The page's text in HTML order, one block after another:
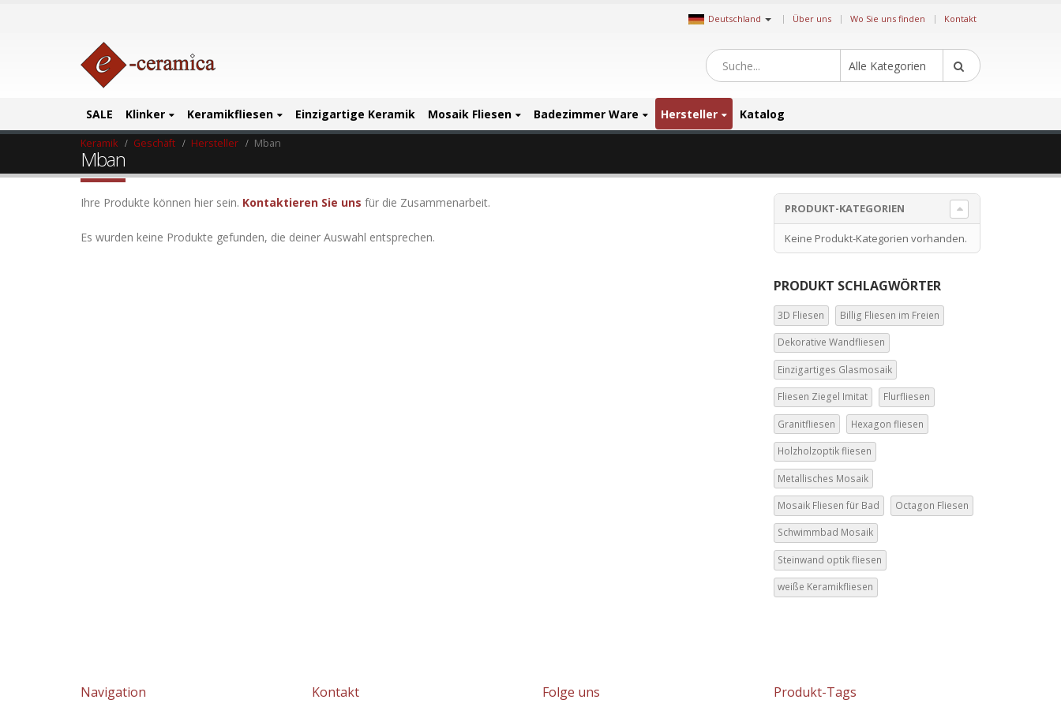
Deutschland | Über uns Wo Sie uns finden Kontakt
Alle Kategorien
SALE Klinker Keramikfliesen Einzigartige Keramik Mosaik Fliesen Badezimmer Ware Hersteller Katalog
Keramik Geschäft Hersteller Mban
Mban
Ihre Produkte können hier sein. Kontaktieren Sie uns für die Zusammenarbeit.
Es wurden keine Produkte gefunden, die deiner Auswahl entsprechen.
PRODUKT-KATEGORIEN
Keine Produkt-Kategorien vorhanden.
PRODUKT SCHLAGWÖRTER
3D Fliesen Billig Fliesen im Freien
Dekorative Wandfliesen
Einzigartiges Glasmosaik
Fliesen Ziegel Imitat Flurfliesen
Granitfliesen Hexagon fliesen
Holzholzoptik fliesen
Metallisches Mosaik
Mosaik Fliesen für Bad Octagon Fliesen
Schwimmbad Mosaik
Steinwand optik fliesen
weiße Keramikfliesen
Navigation Kontakt Folge uns Produkt-Tags